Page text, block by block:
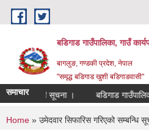
Skip to main content
बडिगाड गाउँपालिका, गाउँ
बागलुङ, गण्डकी प्रदेश, नेपाल
"समृद्ध बडिगाड खुशी बडिगाडवासी"
समाचार
गर्ने सम्बन्धी सूचना । बडिगाड
You are here
Home » उमेदवार सिफारिस गरिएको सम्बन्धि